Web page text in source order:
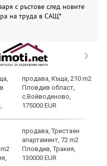
с ръстове след новите
на труда в САЩ*
продава, Къща, 210 m2
Пловдив област,
с.Войводиново,
175000 EUR
продава, Тристаен
апартамент, 72 m2
Пловдив, Тракия,
130000 EUR